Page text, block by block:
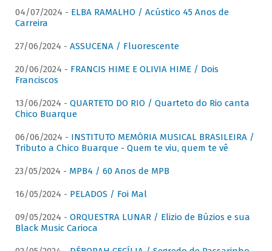
04/07/2024 - ELBA RAMALHO / Acústico 45 Anos de
Carreira
27/06/2024 - ASSUCENA / Fluorescente
20/06/2024 - FRANCIS HIME E OLIVIA HIME / Dois
Franciscos
13/06/2024 - QUARTETO DO RIO / Quarteto do Rio canta
Chico Buarque
06/06/2024 - INSTITUTO MEMÓRIA MUSICAL BRASILEIRA /
Tributo a Chico Buarque - Quem te viu, quem te vê
23/05/2024 - MPB4 / 60 Anos de MPB
16/05/2024 - PELADOS / Foi Mal
09/05/2024 - ORQUESTRA LUNAR / Elizio de Búzios e sua
Black Music Carioca